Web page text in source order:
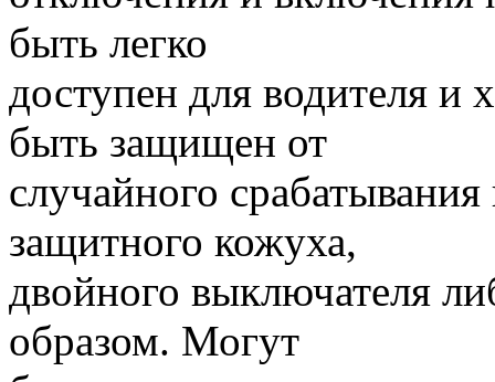
быть легко
доступен для водителя
быть защищен от
случайного
защитного кожуха,
двойного выключателя
образом. Могут